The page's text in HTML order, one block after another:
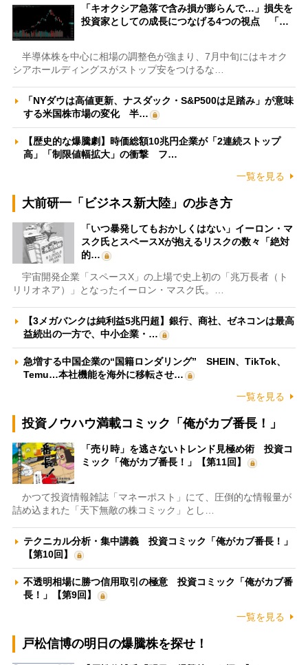
「キオクシア急落で含み損が膨らんで…」損失を
投資家としての成長につなげる4つの視点 「…
半導体株を中心に相場の調整色が強まり、7月中旬にはキオク
シアホールディングスがストップ安をつけるな…
「NYダウは高値更新、ナスダック・S&P500は足踏み」が意味
する米国株市場の変化 半…
【歴史的な爆騰劇】時価総額10兆円企業が「2連続ストップ
高」「制限値幅拡大」の衝撃 フ…
一覧を見る
大前研一「ビジネス新大陸」の歩き方
「いつ暴発してもおかしくはない」イーロン・マ
スク氏とスペースXが抱えるリスクの数々「絶対
的…
宇宙開発企業「スペースX」の上場で史上初の「兆万長者（ト
リリオネア）」となったイーロン・マスク氏。…
【3メガバンクは純利益5兆円超】銀行、商社、ゼネコンは最高
益続出の一方で、中小企業・…
急増する中国企業の“国籍ロンダリング” SHEIN、TikTok、
Temu…本社機能を海外に移転させ…
一覧を見る
投資ノウハウ満載コミック「俺がカブ番長！」
「売り時」を逃さないトレンド見極め術 投資コ
ミック「俺がカブ番長！」【第11回】
かつて投資情報雑誌「マネーポスト」にて、圧倒的な情報量が
詰め込まれた「天下無敵の株コミック」とし…
テクニカル分析・集中講義 投資コミック「俺がカブ番長！」
【第10回】
不透明相場に勝つ信用取引の極意 投資コミック「俺がカブ番
長！」【第9回】
一覧を見る
戸松信博の明日の爆騰株を探せ！